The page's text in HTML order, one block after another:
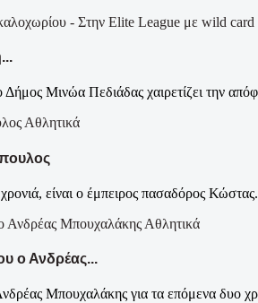
Δήμος Μινώα Πεδιάδας χαιρετίζει την
Αθλητικά
είναι ο έμπειρος πασαδόρος
Αθλητικά
ο Ανδρέας...
Μπουχαλάκης για τα επόμενα δυο